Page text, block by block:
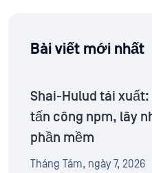
Bài viết mới nhất
Shai-Hulud tái xuất:
tấn công npm, lây
phần mềm
Tháng Tám, ngày 7, 2026